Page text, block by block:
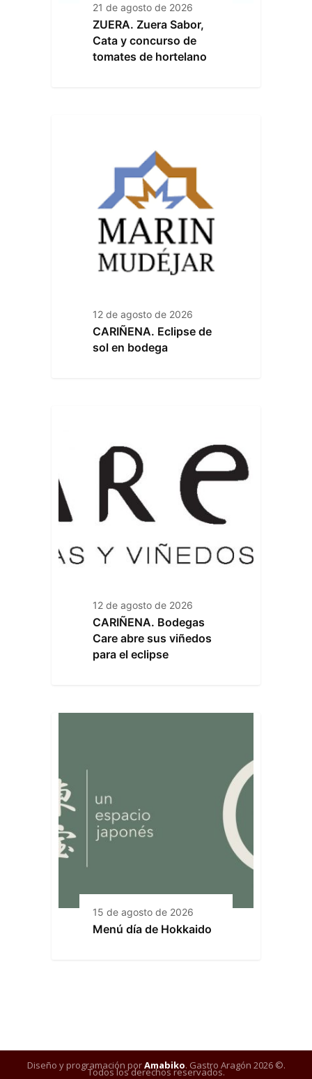
21 de agosto de 2026
ZUERA. Zuera Sabor,
Cata y concurso de
tomates de hortelano
12 de agosto de 2026
CARIÑENA. Eclipse de
sol en bodega
12 de agosto de 2026
CARIÑENA. Bodegas
Care abre sus viñedos
para el eclipse
15 de agosto de 2026
Menú día de Hokkaido
Diseño y programación porAmabiko. Gastro Aragón 2026 ©.
Todos los derechos reservados.